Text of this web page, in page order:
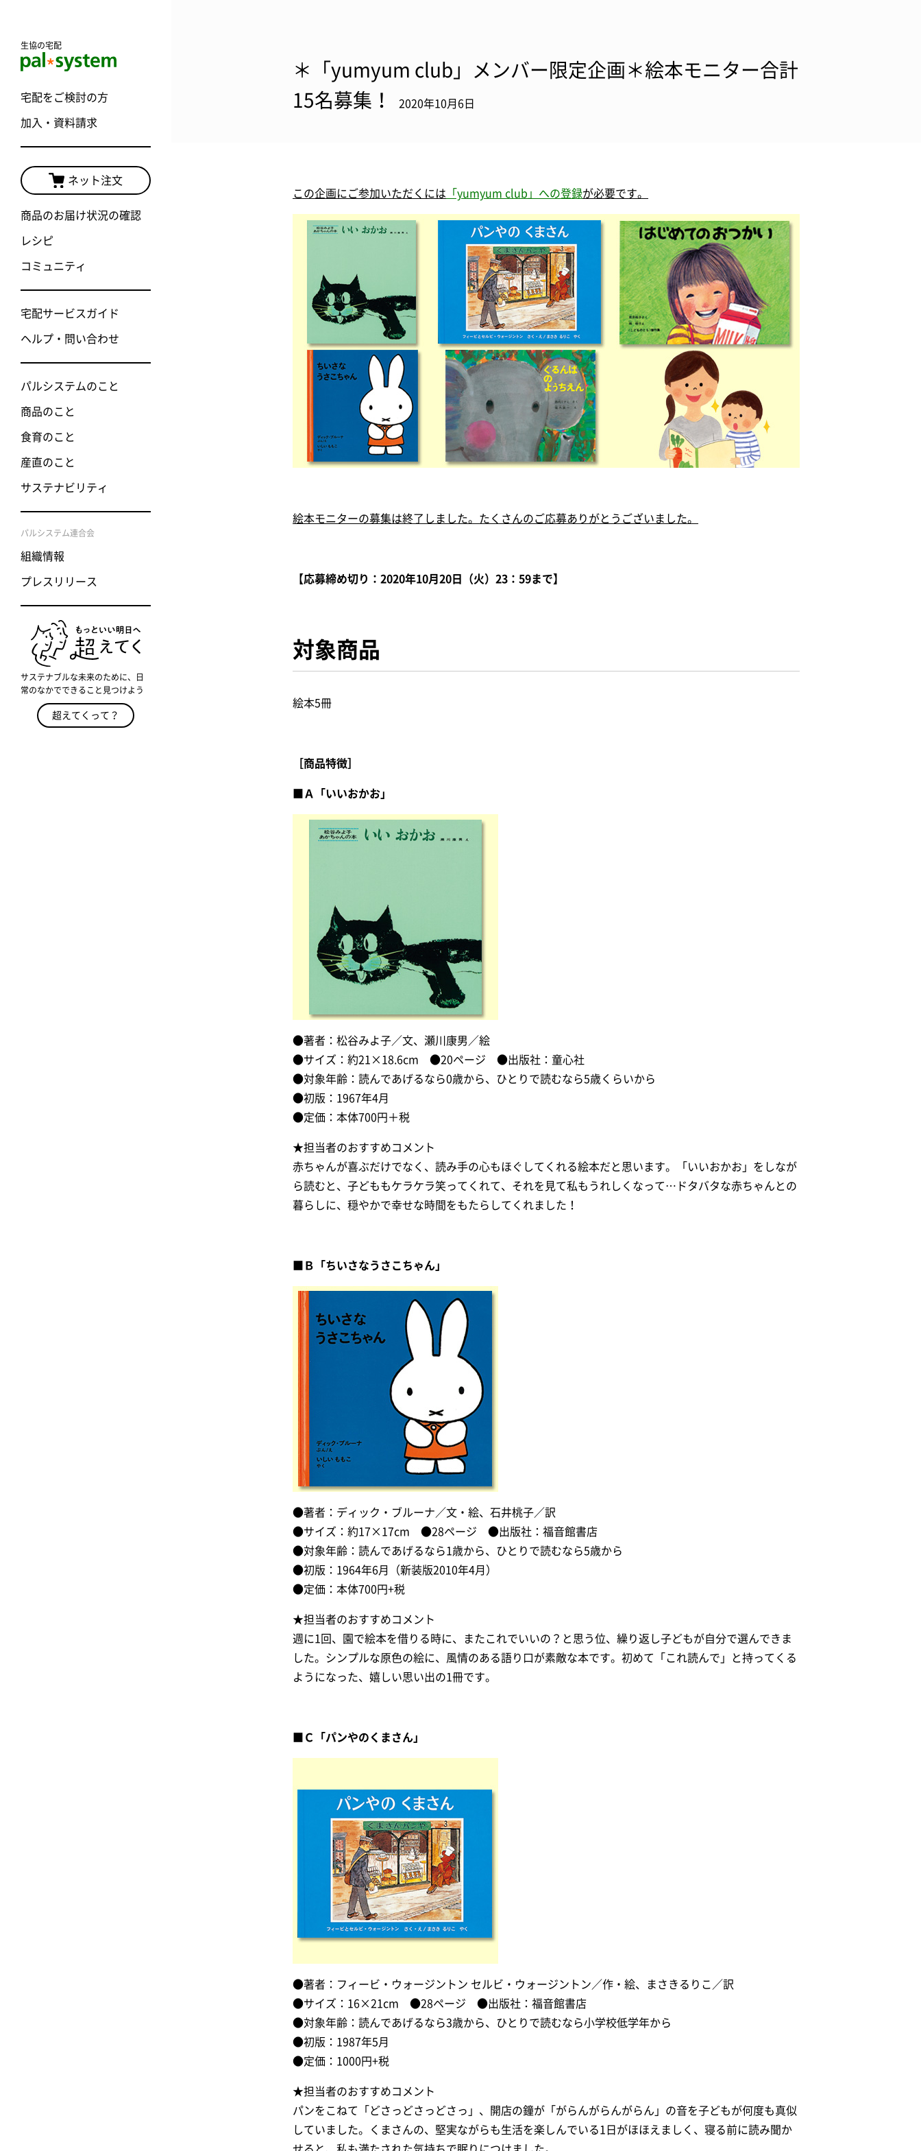
生協の宅配
宅配をご検討の方
加入・資料請求
ネット注文
商品のお届け状況の確認
レシピ
コミュニティ
宅配サービスガイド
ヘルプ・問い合わせ
パルシステムのこと
商品のこと
食育のこと
産直のこと
サステナビリティ
パルシステム連合会
組織情報
プレスリリース
サステナブルな未来のために、日
常のなかでできること見つけよう
超えてくって？
＊「yumyum club」メンバー限定企画＊絵本モニター合計
15名募集！
2020年10月6日
この企画にご参加いただくには 「yumyum club」への登録が必要です。
絵本モニターの募集は終了しました。たくさんのご応募ありがとうございました。
【応募締め切り：2020年10月20日（火）23：59まで】
対象商品
絵本5冊
［商品特徴］
■Ａ「いいおかお」
●著者：松谷みよ子／文、瀬川康男／絵
●サイズ：約21×18.6cm ●20ページ ●出版社：童心社
●対象年齢：読んであげるなら0歳から、ひとりで読むなら5歳くらいから
●初版：1967年4月
●定価：本体700円＋税
★担当者のおすすめコメント
赤ちゃんが喜ぶだけでなく、読み手の心もほぐしてくれる絵本だと思います。「いいおかお」をしなが
ら読むと、子どももケラケラ笑ってくれて、それを見て私もうれしくなって…ドタバタな赤ちゃんとの
暮らしに、穏やかで幸せな時間をもたらしてくれました！
■Ｂ「ちいさなうさこちゃん」
●著者：ディック・ブルーナ／文・絵、石井桃子／訳
●サイズ：約17×17cm ●28ページ ●出版社：福音館書店
●対象年齢：読んであげるなら1歳から、ひとりで読むなら5歳から
●初版：1964年6月（新装版2010年4月）
●定価：本体700円+税
★担当者のおすすめコメント
週に1回、園で絵本を借りる時に、またこれでいいの？と思う位、繰り返し子どもが自分で選んできま
した。シンプルな原色の絵に、風情のある語り口が素敵な本です。初めて「これ読んで」と持ってくる
ようになった、嬉しい思い出の1冊です。
■Ｃ「パンやのくまさん」
●著者：フィービ・ウォージントン セルビ・ウォージントン／作・絵、まさきるりこ／訳
●サイズ：16×21cm ●28ページ ●出版社：福音館書店
●対象年齢：読んであげるなら3歳から、ひとりで読むなら小学校低学年から
●初版：1987年5月
●定価：1000円+税
★担当者のおすすめコメント
パンをこねて「どさっどさっどさっ」、開店の鐘が「がらんがらんがらん」の音を子どもが何度も真似
していました。くまさんの、堅実ながらも生活を楽しんでいる1日がほほえましく、寝る前に読み聞か